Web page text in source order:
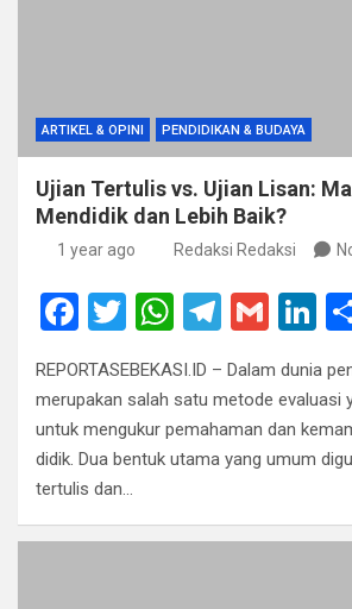
ARTIKEL & OPINI PENDIDIKAN & BUDAYA
Ujian Tertulis vs. Ujian Lisan:
Mendidik dan Lebih Baik?
1 year ago Redaksi Redaksi
F
ce
b
o
o
k
T
tt
er
W
at
s
A
p
T
e
gr
a
G
ail
Li
dI
n
REPORTASEBEKASI.ID – Dalam dunia
merupakan salah satu metode evaluasi
untuk mengukur pemahaman dan
didik. Dua bentuk utama yang umum
tertulis dan…